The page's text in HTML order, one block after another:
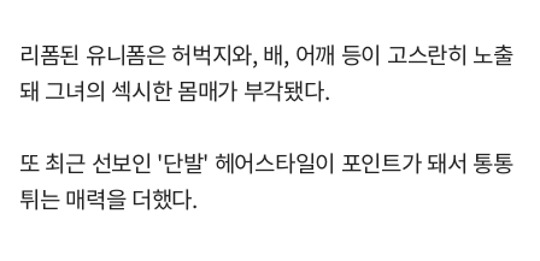
리폼된 유니폼은 허벅지와, 배, 어깨 등이 고스란히 노출
돼 그녀의 섹시한 몸매가 부각됐다.
또 최근 선보인 '단발' 헤어스타일이 포인트가 돼서 통통
튀는 매력을 더했다.